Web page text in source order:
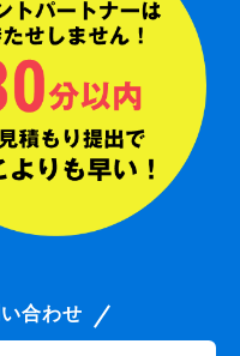
合わせ